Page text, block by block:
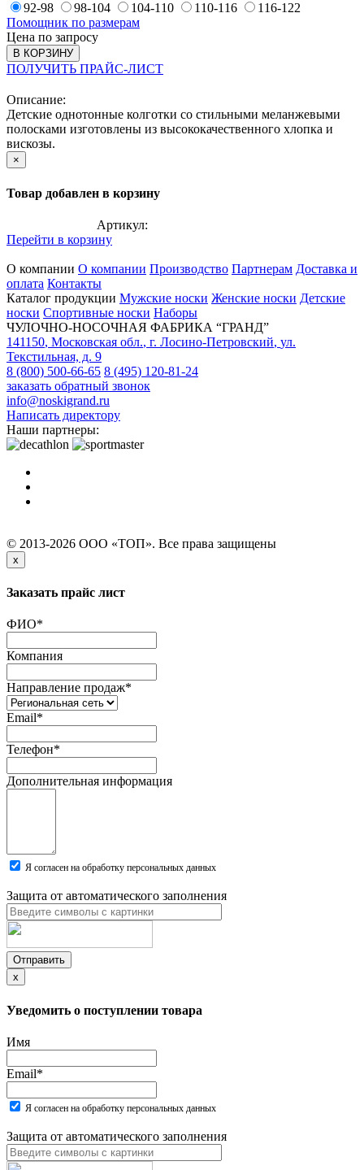
92-98
98-104 104-110 110-116
116-122
Помощник по размерам
Цена по запросу
В КОРЗИНУ
ПОЛУЧИТЬ ПРАЙС-ЛИСТ
Описание:
Детские однотонные колготки со стильными меланжевыми
полосками изготовлены из высококачественного хлопка и
вискозы.
×
Товар добавлен в корзину
Артикул:
Перейти в корзину
О компании О компании Производство Партнерам Доставка и
оплата Контакты
Каталог продукции Мужские носки Женские носки Детские
носки Спортивные носки Наборы
ЧУЛОЧНО-НОСОЧНАЯ ФАБРИКА “ГРАНД”
141150, Московская обл., г. Лосино-Петровский, ул.
Текстильная, д. 9
8 (800) 500-66-65 8 (495) 120-81-24
заказать обратный звонок
info@noskigrand.ru
Написать директору
Наши партнеры:
© 2013-2026 ООО «ТОП». Все права защищены
x
Заказать прайс лист
ФИО*
Компания
Направление продаж*
Email*
Телефон*
Дополнительная информация
Я согласен на обработку персональных данных
Защита от автоматического заполнения
Отправить
x
Уведомить о поступлении товара
Имя
Email*
Я согласен на обработку персональных данных
Защита от автоматического заполнения